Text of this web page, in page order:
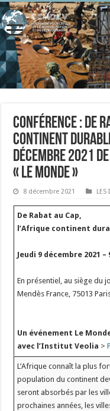
Conférence : De
continent
décembre 2021
« Le Monde »
8 décembre 2021 LES
De Rabat au Cap,
l’Afrique continent
Jeudi 9 décembre 2021
En présentiel, au siège du
Mendès France, 75013
Un événement Le
avec l’Institut Veolia >
L’Afrique connaît la plus
population du continent
seront absorbés par les
prochaines années, les